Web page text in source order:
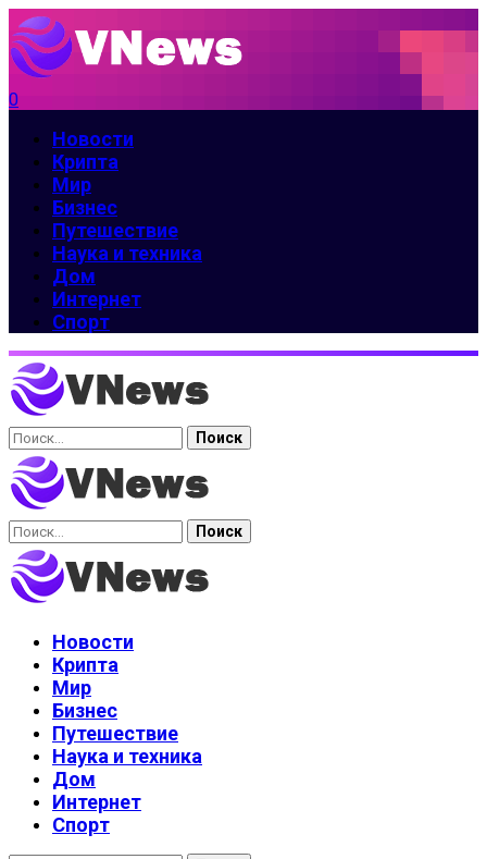
0
Новости
Крипта
Мир
Бизнес
Путешествие
Наука и техника
Дом
Интернет
Спорт
Найти:
Найти:
Новости
Крипта
Мир
Бизнес
Путешествие
Наука и техника
Дом
Интернет
Спорт